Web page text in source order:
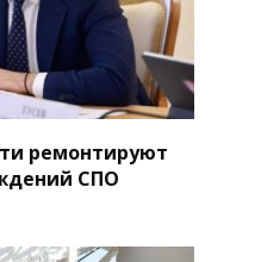
ремонтируют
СПО